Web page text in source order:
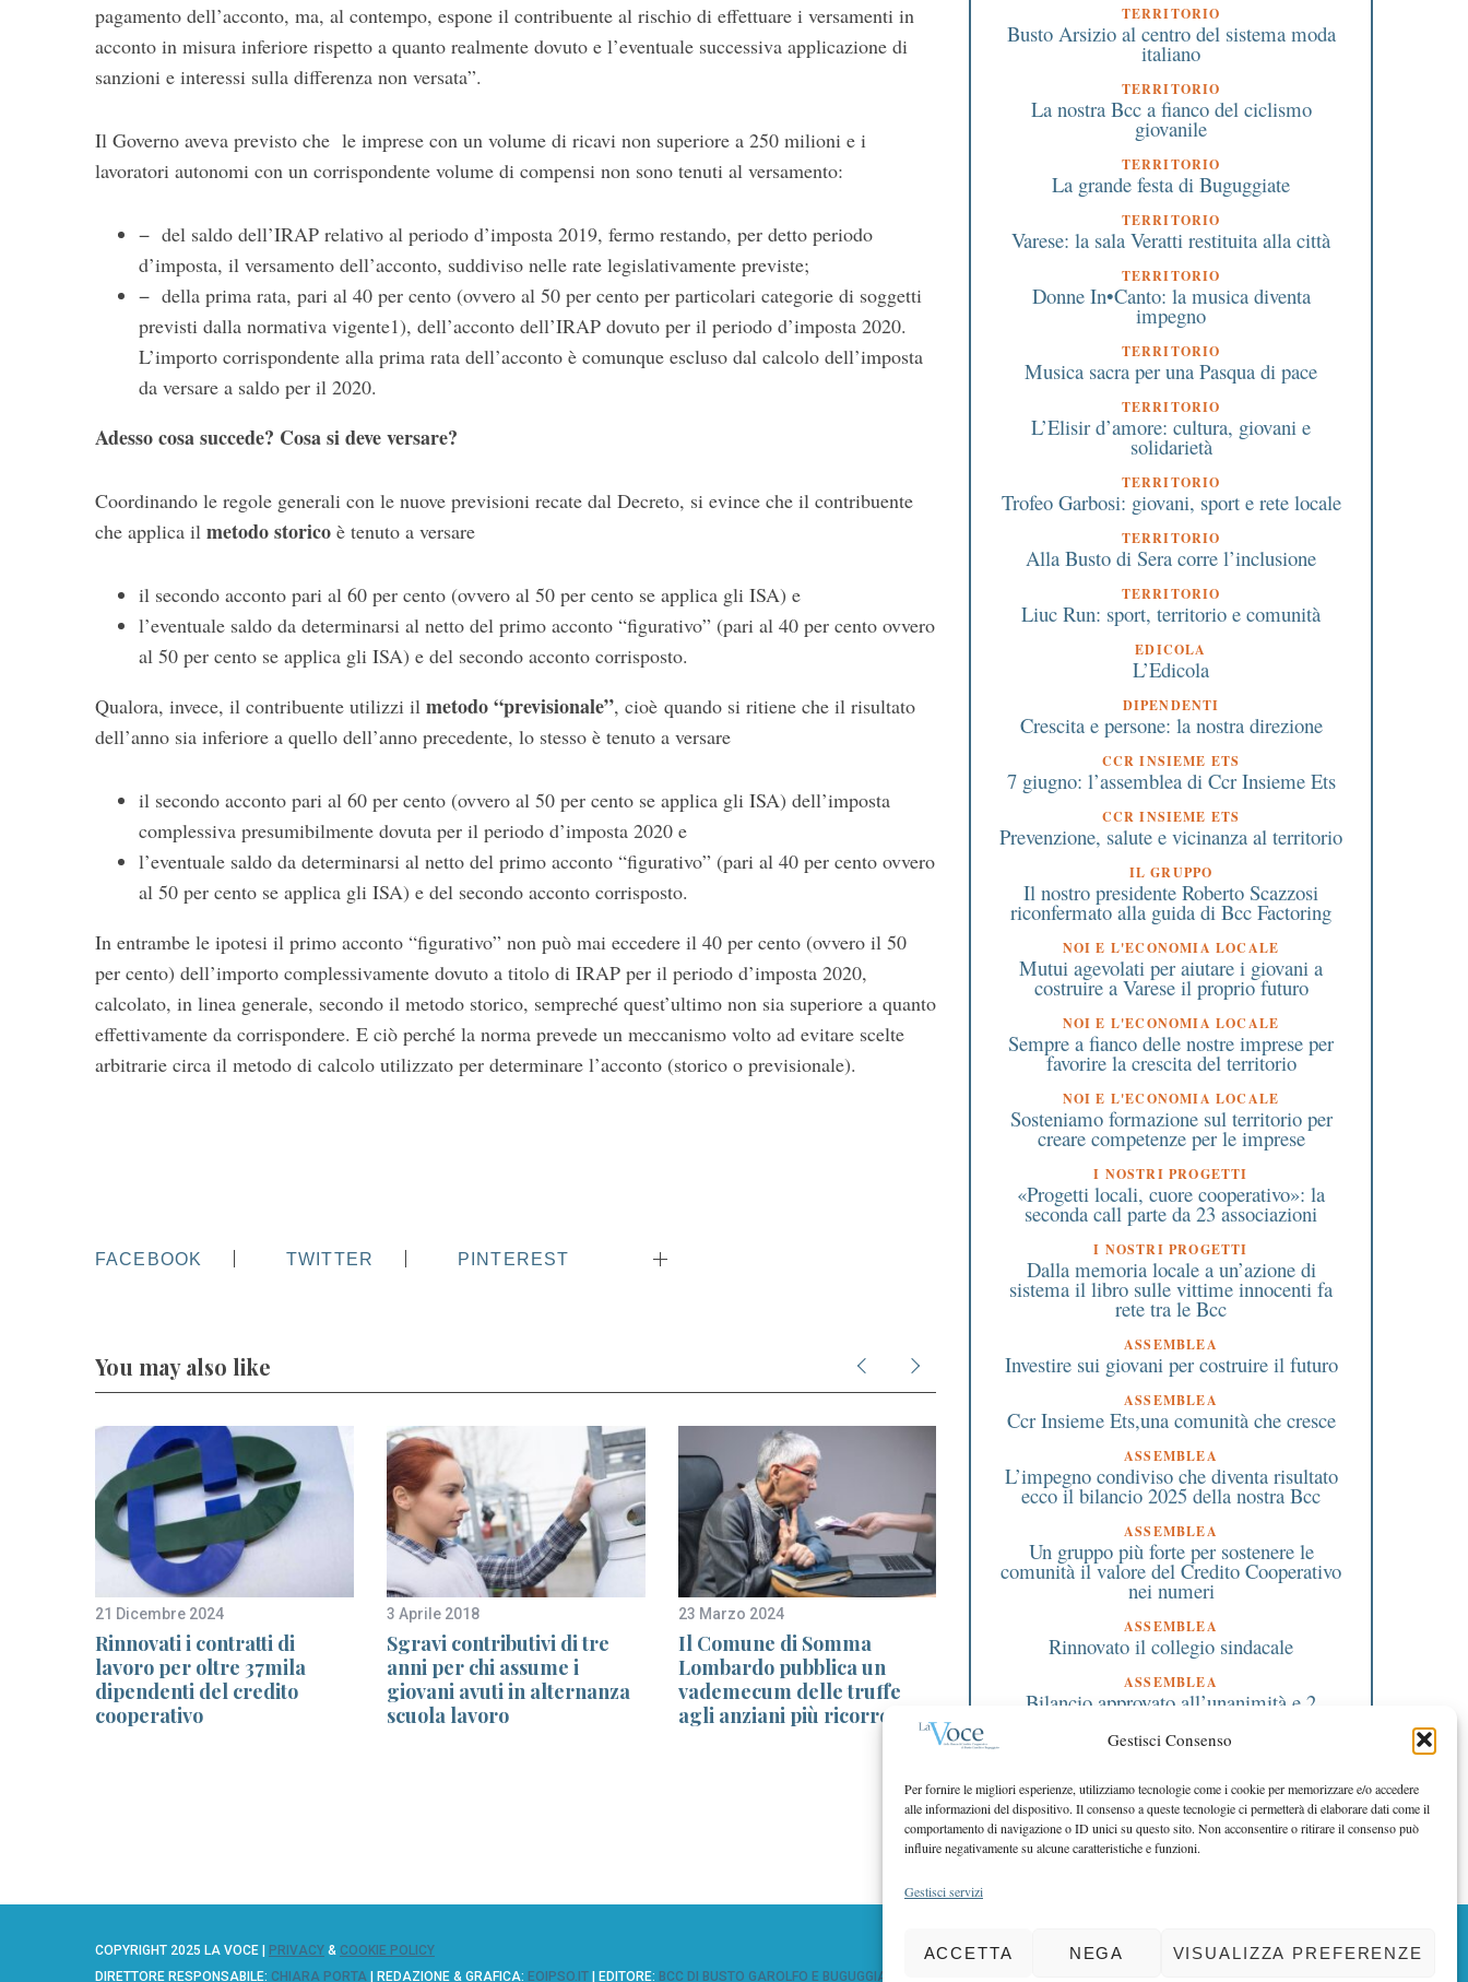
Gestisci Consenso
Per fornire le migliori esperienze, utilizziamo tecnologie come i cookie per memorizzare e/o accedere
alle informazioni del dispositivo. Il consenso a queste tecnologie ci permetterà di elaborare dati come il
comportamento di navigazione o ID unici su questo sito. Non acconsentire o ritirare il consenso può
influire negativamente su alcune caratteristiche e funzioni.
Gestisci servizi
ACCETTA NEGA VISUALIZZA PREFERENZE
pagamento dell’acconto, ma, al contempo, espone il contribuente al rischio di effettuare i versamenti in
acconto in misura inferiore rispetto a quanto realmente dovuto e l’eventuale successiva applicazione di
sanzioni e interessi sulla differenza non versata”.
Il Governo aveva previsto che le imprese con un volume di ricavi non superiore a 250 milioni e i
lavoratori autonomi con un corrispondente volume di compensi non sono tenuti al versamento:
− del saldo dell’IRAP relativo al periodo d’imposta 2019, fermo restando, per detto periodo
d’imposta, il versamento dell’acconto, suddiviso nelle rate legislativamente previste;
− della prima rata, pari al 40 per cento (ovvero al 50 per cento per particolari categorie di soggetti
previsti dalla normativa vigente1), dell’acconto dell’IRAP dovuto per il periodo d’imposta 2020.
L’importo corrispondente alla prima rata dell’acconto è comunque escluso dal calcolo dell’imposta
da versare a saldo per il 2020.
Adesso cosa succede? Cosa si deve versare?
Coordinando le regole generali con le nuove previsioni recate dal Decreto, si evince che il contribuente
che applica il metodo storico è tenuto a versare
il secondo acconto pari al 60 per cento (ovvero al 50 per cento se applica gli ISA) e
l’eventuale saldo da determinarsi al netto del primo acconto “figurativo” (pari al 40 per cento ovvero
al 50 per cento se applica gli ISA) e del secondo acconto corrisposto.
Qualora, invece, il contribuente utilizzi il metodo “previsionale”, cioè quando si ritiene che il risultato
dell’anno sia inferiore a quello dell’anno precedente, lo stesso è tenuto a versare
il secondo acconto pari al 60 per cento (ovvero al 50 per cento se applica gli ISA) dell’imposta
complessiva presumibilmente dovuta per il periodo d’imposta 2020 e
l’eventuale saldo da determinarsi al netto del primo acconto “figurativo” (pari al 40 per cento ovvero
al 50 per cento se applica gli ISA) e del secondo acconto corrisposto.
In entrambe le ipotesi il primo acconto “figurativo” non può mai eccedere il 40 per cento (ovvero il 50
per cento) dell’importo complessivamente dovuto a titolo di IRAP per il periodo d’imposta 2020,
calcolato, in linea generale, secondo il metodo storico, sempreché quest’ultimo non sia superiore a quanto
effettivamente da corrispondere. E ciò perché la norma prevede un meccanismo volto ad evitare scelte
arbitrarie circa il metodo di calcolo utilizzato per determinare l’acconto (storico o previsionale).
FACEBOOK TWITTER PINTEREST
You may also like
21 Dicembre 2024
Rinnovati i contratti di
lavoro per oltre 37mila
dipendenti del credito
cooperativo
3 Aprile 2018
Sgravi contributivi di tre
anni per chi assume i
giovani avuti in alternanza
scuola lavoro
23 Marzo 2024
Il Comune di Somma
Lombardo pubblica un
vademecum delle truffe
agli anziani più ricorrenti
L’Unione Europea rafforza
il diritto alla riparazione di
prodotti ed elettrodomestici
Oggi è la Giornata
TERRITORIO
Busto Arsizio al centro del sistema moda
italiano
TERRITORIO
La nostra Bcc a fianco del ciclismo
giovanile
TERRITORIO
La grande festa di Buguggiate
TERRITORIO
Varese: la sala Veratti restituita alla città
TERRITORIO
Donne In•Canto: la musica diventa
impegno
TERRITORIO
Musica sacra per una Pasqua di pace
TERRITORIO
L’Elisir d’amore: cultura, giovani e
solidarietà
TERRITORIO
Trofeo Garbosi: giovani, sport e rete locale
TERRITORIO
Alla Busto di Sera corre l’inclusione
TERRITORIO
Liuc Run: sport, territorio e comunità
EDICOLA
L’Edicola
DIPENDENTI
Crescita e persone: la nostra direzione
CCR INSIEME ETS
7 giugno: l’assemblea di Ccr Insieme Ets
CCR INSIEME ETS
Prevenzione, salute e vicinanza al territorio
IL GRUPPO
Il nostro presidente Roberto Scazzosi
riconfermato alla guida di Bcc Factoring
NOI E L'ECONOMIA LOCALE
Mutui agevolati per aiutare i giovani a
costruire a Varese il proprio futuro
NOI E L'ECONOMIA LOCALE
Sempre a fianco delle nostre imprese per
favorire la crescita del territorio
NOI E L'ECONOMIA LOCALE
Sosteniamo formazione sul territorio per
creare competenze per le imprese
I NOSTRI PROGETTI
«Progetti locali, cuore cooperativo»: la
seconda call parte da 23 associazioni
I NOSTRI PROGETTI
Dalla memoria locale a un’azione di
sistema il libro sulle vittime innocenti fa
rete tra le Bcc
ASSEMBLEA
Investire sui giovani per costruire il futuro
ASSEMBLEA
Ccr Insieme Ets,una comunità che cresce
ASSEMBLEA
L’impegno condiviso che diventa risultato
ecco il bilancio 2025 della nostra Bcc
ASSEMBLEA
Un gruppo più forte per sostenere le
comunità il valore del Credito Cooperativo
nei numeri
ASSEMBLEA
Rinnovato il collegio sindacale
ASSEMBLEA
Bilancio approvato all’unanimità e 2
EDITORIALE PRESIDENTE
Costruire futuro insieme
COPYRIGHT 2025 LA VOCE | PRIVACY & COOKIE POLICY
DIRETTORE RESPONSABILE: CHIARA PORTA | REDAZIONE & GRAFICA: EOIPSO.IT | EDITORE: BCC DI BUSTO GAROLFO E BUGUGGIATE
BACK TO TOP